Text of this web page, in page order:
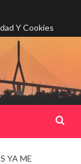
Y Cookies
YA ME